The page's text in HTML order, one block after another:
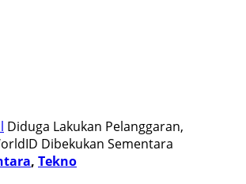
Diduga Lakukan Pelanggaran,
Dibekukan Sementara
, Tekno